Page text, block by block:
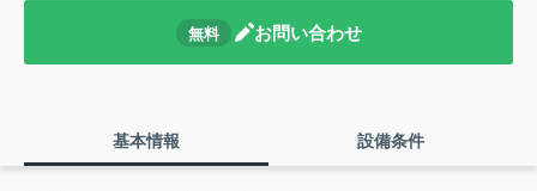
無料 お問い合わせ
基本情報 設備条件